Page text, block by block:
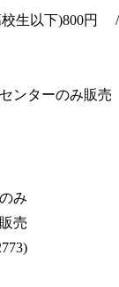
生以下)800円
ンターのみ販売
み
売